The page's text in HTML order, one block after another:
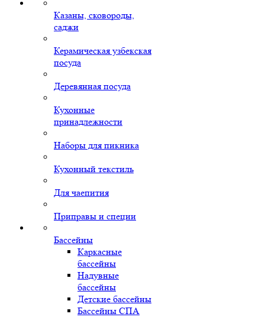
Казаны, сковороды,
саджи
Керамическая узбекская
посуда
Деревянная посуда
Кухонные
принадлежности
Наборы для пикника
Кухонный текстиль
Для чаепития
Приправы и специи
Бассейны
Каркасные
бассейны
Надувные
бассейны
Детские бассейны
Бассейны СПА